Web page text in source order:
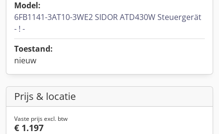
Model:
6FB1141-3AT10-3WE2 SIDOR ATD430W Steuergerät
- ! -
Toestand:
nieuw
Prijs & locatie
Vaste prijs excl. btw
€ 1.197